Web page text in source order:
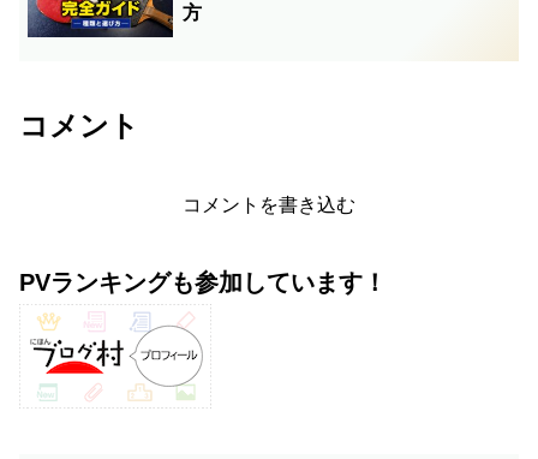
方
コメント
コメントを書き込む
PVランキングも参加しています！